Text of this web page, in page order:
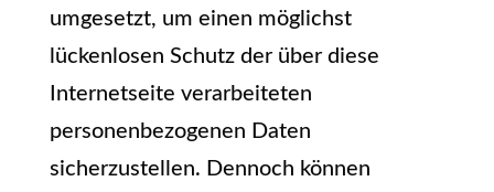
umgesetzt, um einen möglichst
lückenlosen Schutz der über diese
Internetseite verarbeiteten
personenbezogenen Daten
sicherzustellen. Dennoch können